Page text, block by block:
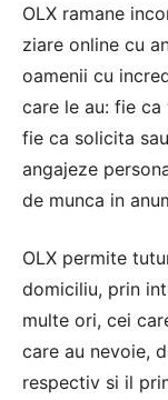
OLX ramane
ziare online cu
oamenii cu
care le au: fie ca
fie ca solicita
angajeze
de munca in
OLX permite
domiciliu, prin
multe ori, cei
care au nevoie,
respectiv si il